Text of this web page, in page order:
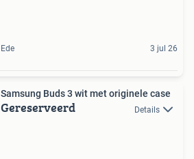
Ede 3 jul 26
Samsung Buds 3 wit met originele case
Gereserveerd Details